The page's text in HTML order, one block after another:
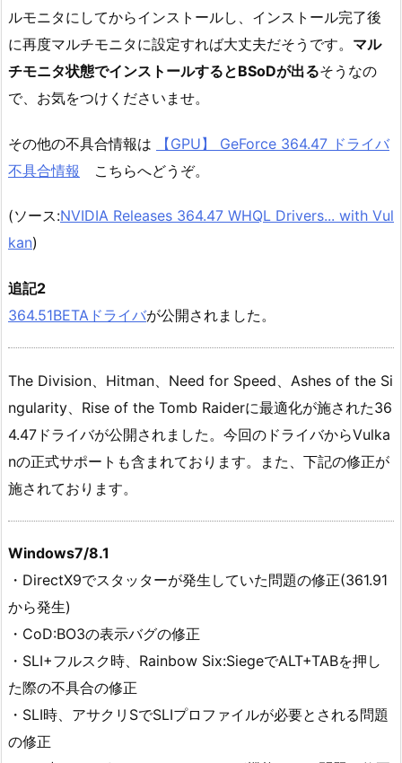
ルモニタにしてからインストールし、インストール完了後
に再度マルチモニタに設定すれば大丈夫だそうです。 マル
チモニタ状態でインストールするとBSoDが出るそうなの
で、お気をつけくださいませ。
その他の不具合情報は
【GPU】 GeForce 364.47 ドライバ
不具合情報 こちらへどうぞ。
(ソース:NVIDIA Releases 364.47 WHQL Drivers... with Vul
kan)
追記2
364.51BETAドライバが公開されました。
The Division、Hitman、Need for Speed、Ashes of the Si
ngularity、Rise of the Tomb Raiderに最適化が施された36
4.47ドライバが公開されました。今回のドライバからVulka
nの正式サポートも含まれております。また、下記の修正が
施されております。
Windows7/8.1
・DirectX9でスタッターが発生していた問題の修正(361.91
から発生)
・CoD:BO3の表示バグの修正
・SLI+フルスク時、Rainbow Six:SiegeでALT+TABを押し
た際の不具合の修正
・SLI時、アサクリSでSLIプロファイルが必要とされる問題
の修正